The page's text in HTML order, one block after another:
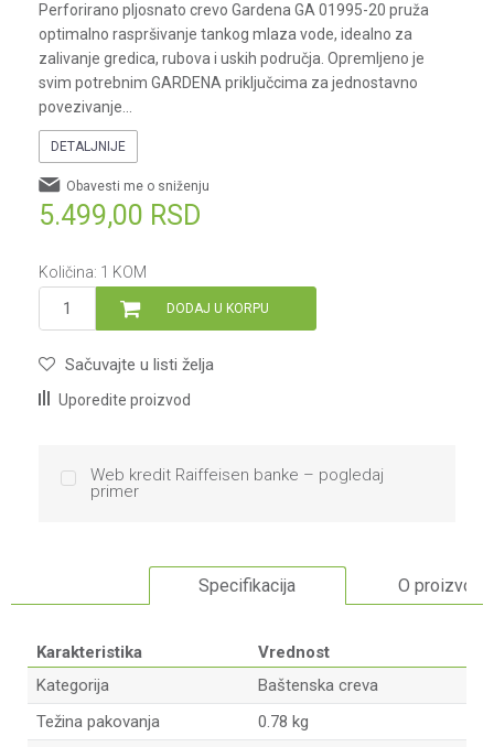
Perforirano pljosnato crevo Gardena GA 01995-20 pruža
optimalno raspršivanje tankog mlaza vode, idealno za
zalivanje gredica, rubova i uskih područja. Opremljeno je
svim potrebnim GARDENA priključcima za jednostavno
povezivanje
DETALJNIJE
5.499,00 RSD
Obavesti me o sniženju
Količina: 1 KOM
DODAJ U KORPU
Sačuvajte u listi želja
Uporedite proizvod
Web kredit Raiffeisen banke – pogledaj
primer
Specifikacija O proizvodu
Karakteristika
Vrednost
Kategorija
Baštenska creva
Težina pakovanja
0.78 kg